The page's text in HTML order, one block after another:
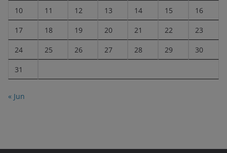
10 11 12 13 14 15 16
17 18 19 20 21 22 23
24 25 26 27 28 29 30
31
« Jun